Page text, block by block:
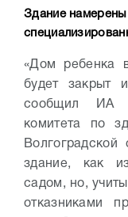
Здание намерены
«Дом ребенка
будет закрыт
сообщил ИА
комитета по
здание, как
садом, но,
отказниками